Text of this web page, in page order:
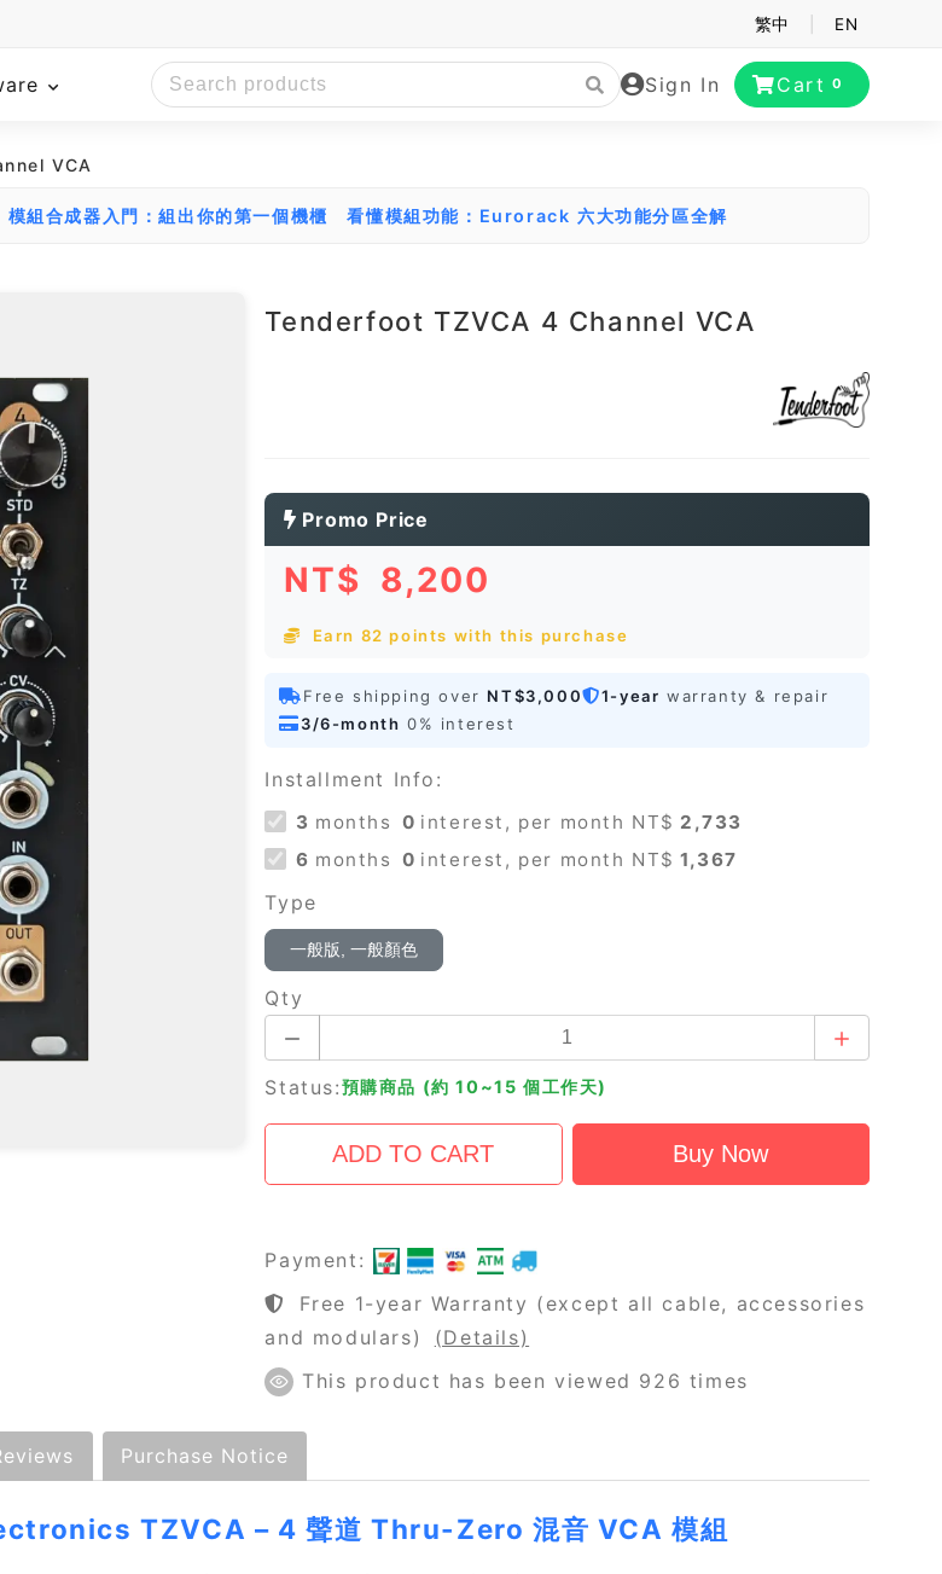
繁中 EN
Sign In Cart 0
VCA
組合成器入門：組出你的第一個機櫃 看懂模組功能：Eurorack 六大功能分區全解
Tenderfoot TZVCA 4 Channel VCA
Promo Price
NT$ 8,200
Earn 82 points with this purchase
Free shipping over NT$3,000 1-year warranty & repair
3/6-month 0% interest
Installment Info:
3 months 0 interest, per month NT$ 2,733
6 months 0 interest, per month NT$ 1,367
Type
一般版, 一般顏色
Qty
Status:預購商品 (約 10~15 個工作天)
Payment:
Free 1-year Warranty (except all cable, accessories
and modulars)
(Details)
This product has been viewed 926 times
Purchase Notice
TZVCA – 4 聲道 Thru-Zero 混音 VCA 模組